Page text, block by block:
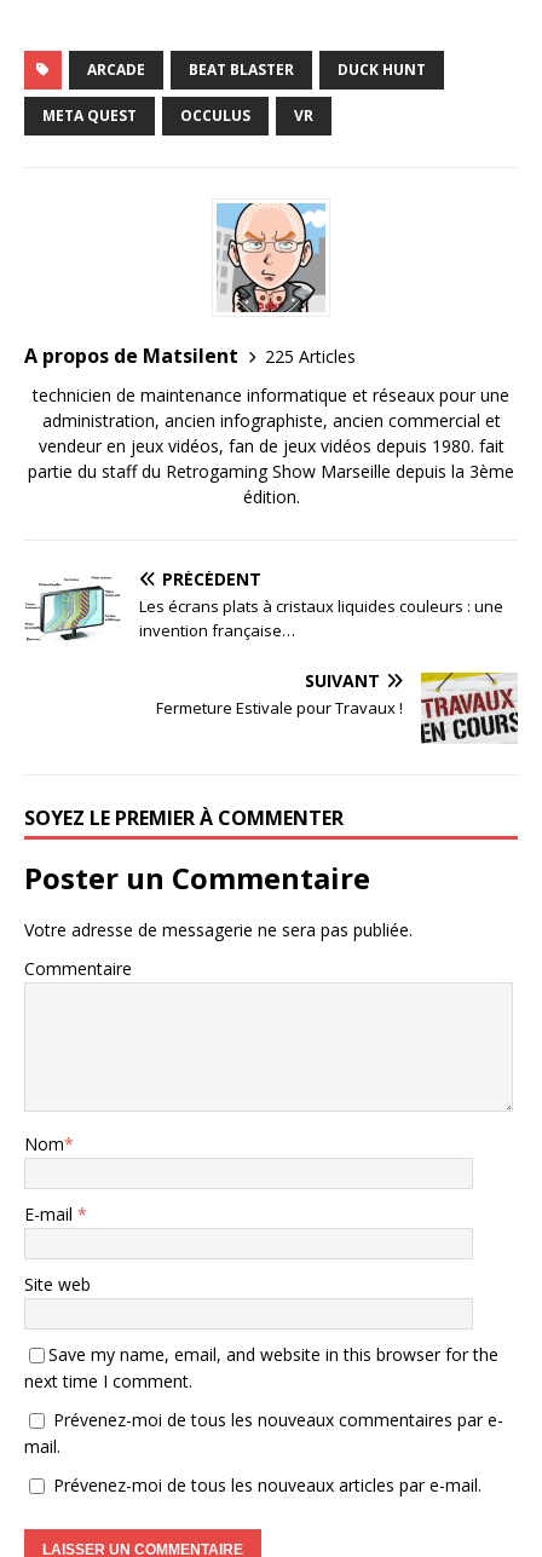
ARCADE BEAT BLASTER DUCK HUNT
META QUEST OCCULUS VR
A propos de Matsilent
225 Articles
technicien de maintenance informatique et réseaux pour une
administration, ancien infographiste, ancien commercial et
vendeur en jeux vidéos, fan de jeux vidéos depuis 1980. fait
partie du staff du Retrogaming Show Marseille depuis la 3ème
édition.
PRÉCÉDENT
Les écrans plats à cristaux liquides couleurs : une
invention française…
SUIVANT
Fermeture Estivale pour Travaux !
SOYEZ LE PREMIER À COMMENTER
Poster un Commentaire
Votre adresse de messagerie ne sera pas publiée.
Commentaire
Nom*
E-mail *
Site web
Save my name, email, and website in this browser for the
next time I comment.
Prévenez-moi de tous les nouveaux commentaires par e-
mail.
Prévenez-moi de tous les nouveaux articles par e-mail.